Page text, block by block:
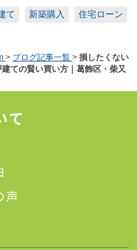
て 新築購入 住宅ローン
> ブログ記事一覧 > 損したくない
ての賢い買い方｜葛飾区・柴又
て
声